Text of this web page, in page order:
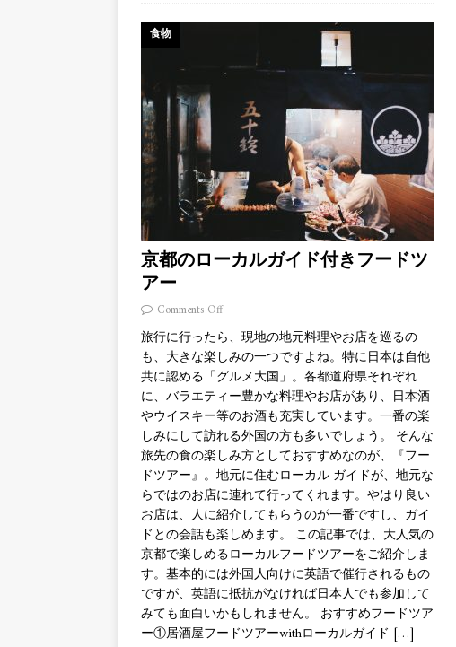
京都のローカルガイド付きフードツ
アー
食物
Comments Off
旅行に行ったら、現地の地元料理やお店を巡るの
も、大きな楽しみの一つですよね。特に日本は自他
共に認める「グルメ大国」。各都道府県それぞれ
に、バラエティー豊かな料理やお店があり、日本酒
やウイスキー等のお酒も充実しています。一番の楽
しみにして訪れる外国の方も多いでしょう。 そんな
旅先の食の楽しみ方としておすすめなのが、『フー
ドツアー』。地元に住むローカル ガイドが、地元な
らではのお店に連れて行ってくれます。やはり良い
お店は、人に紹介してもらうのが一番ですし、ガイ
ドとの会話も楽しめます。 この記事では、大人気の
京都で楽しめるローカルフードツアーをご紹介しま
す。基本的には外国人向けに英語で催行されるもの
ですが、英語に抵抗がなければ日本人でも参加して
みても面白いかもしれません。 おすすめフードツア
ー①居酒屋フードツアーwithローカルガイド […]